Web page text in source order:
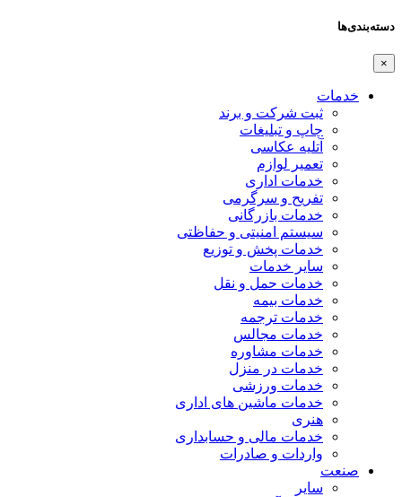
دسته‌بندی‌ها
×
خدمات
ثبت شرکت و برند
چاپ و تبلیغات
آتلیه عکاسی
تعمیر لوازم
خدمات اداری
تفریح و سرگرمی
خدمات بازرگانی
سیستم امنیتی و حفاظتی
خدمات پخش و توزیع
سایر خدمات
خدمات حمل و نقل
خدمات بیمه
خدمات ترجمه
خدمات مجالس
خدمات مشاوره
خدمات در منزل
خدمات ورزشی
خدمات ماشین های اداری
هنری
خدمات مالی و حسابداری
واردات و صادرات
صنعت
سایر